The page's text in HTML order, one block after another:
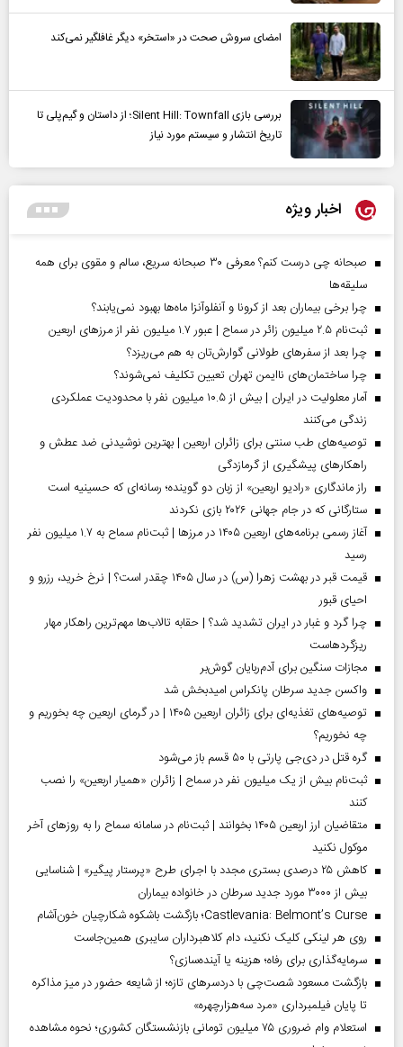
امضای سروش صحت در «استخر» دیگر غافلگیر نمی‌کند
بررسی بازی Silent Hill: Townfall؛ از داستان و گیم‌پلی تا
تاریخ انتشار و سیستم مورد نیاز
اخبار ویژه
صبحانه چی درست کنم؟ معرفی ۳۰ صبحانه سریع، سالم و مقوی برای همه
سلیقه‌ها
چرا برخی بیماران بعد از کرونا و آنفلوآنزا ماه‌ها بهبود نمی‌یابند؟
ثبت‌نام ۲.۵ میلیون زائر در سماح | عبور ۱.۷ میلیون نفر از مرز‌های اربعین
چرا بعد از سفرهای طولانی گوارش‌تان به هم می‌ریزد؟
چرا ساختمان‌های ناایمن تهران تعیین تکلیف نمی‌شوند؟
آمار معلولیت در ایران | بیش از ۱۰.۵ میلیون نفر با محدودیت عملکردی
زندگی می‌کنند
توصیه‌های طب سنتی برای زائران اربعین | بهترین نوشیدنی ضد عطش و
راهکارهای پیشگیری از گرمازدگی
راز ماندگاری «رادیو اربعین» از زبان دو گوینده؛ رسانه‌ای که حسینیه است
ستارگانی که در جام جهانی ۲۰۲۶ بازی نکردند
آغاز رسمی برنامه‌های اربعین ۱۴۰۵ در مرز‌ها | ثبت‌نام سماح به ۱.۷ میلیون نفر
رسید
قیمت قبر در بهشت زهرا (س) در سال ۱۴۰۵ چقدر است؟ | نرخ خرید، رزرو و
احیای قبور
چرا گرد و غبار در ایران تشدید شد؟ | حقابه تالاب‌ها مهم‌ترین راهکار مهار
ریزگردهاست
مجازات سنگین برای آدم‌ربایان گوش‌بر
واکسن جدید سرطان پانکراس امیدبخش شد
توصیه‌های تغذیه‌ای برای زائران اربعین ۱۴۰۵ | در گرمای اربعین چه بخوریم و
چه نخوریم؟
گره قتل در دی‌جی پارتی با ۵۰ قسم باز می‌شود
ثبت‌نام بیش از یک میلیون نفر در سماح | زائران «همیار اربعین» را نصب
کنند
متقاضیان ارز اربعین ۱۴۰۵ بخوانند | ثبت‌نام در سامانه سماح را به روز‌های آخر
موکول نکنید
کاهش ۲۵ درصدی بستری مجدد با اجرای طرح «پرستار پیگیر» | شناسایی
بیش از ۳۰۰۰ مورد جدید سرطان در خانواده بیماران
Castlevania: Belmont’s Curse؛ بازگشت باشکوه شکارچیان خون‌آشام
روی هر لینکی کلیک نکنید، دام کلاهبرداران سایبری همین‌جاست
سرمایه‌گذاری برای رفاه؛ هزینه یا آینده‌سازی؟
بازگشت مسعود شصت‌چی با دردسر‌های تازه؛ از شایعه حضور در میز مذاکره
تا پایان فیلمبرداری «مرد سه‌هزارچهره»
استعلام وام ضروری ۷۵ میلیون تومانی بازنشستگان کشوری؛ نحوه مشاهده